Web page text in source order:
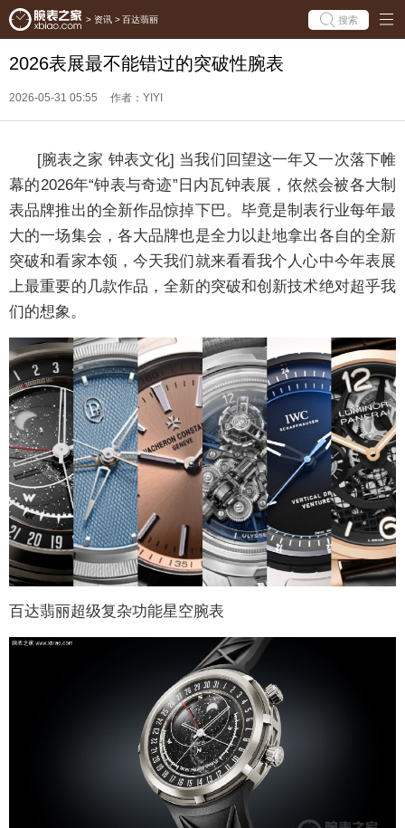
> 资讯 > 百达翡丽 搜索
2026表展最不能错过的突破性腕表
2026-05-31 05:55 作者：YIYI
[腕表之家 钟表文化] 当我们回望这一年又一次落下帷
幕的2026年“钟表与奇迹”日内瓦钟表展，依然会被各大制
表品牌推出的全新作品惊掉下巴。毕竟是制表行业每年最
大的一场集会，各大品牌也是全力以赴地拿出各自的全新
突破和看家本领，今天我们就来看看我个人心中今年表展
上最重要的几款作品，全新的突破和创新技术绝对超乎我
们的想象。
百达翡丽超级复杂功能星空腕表